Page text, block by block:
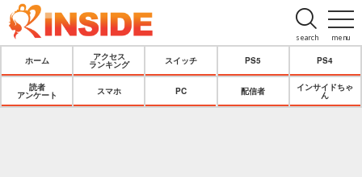
menu
search
ホーム
アクセス
ランキング
スイッチ PS5 PS4
読者
アンケート
スマホ PC 配信者
インサイドちゃ
ん